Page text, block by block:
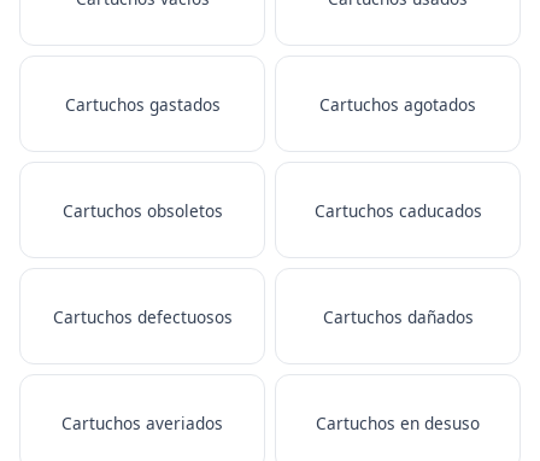
Cartuchos gastados Cartuchos agotados
Cartuchos obsoletos Cartuchos caducados
Cartuchos defectuosos Cartuchos dañados
Cartuchos averiados Cartuchos en desuso